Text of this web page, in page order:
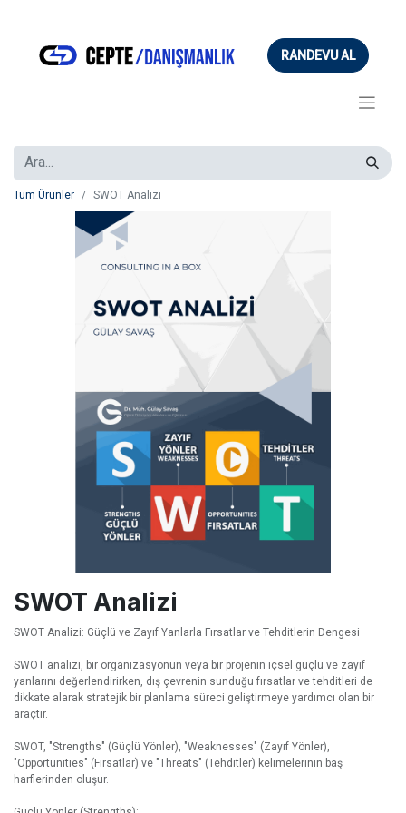
RANDEVU AL
Tüm Ürünler SWOT Analizi
SWOT Analizi
SWOT Analizi: Güçlü ve Zayıf Yanlarla Fırsatlar ve Tehditlerin Dengesi
SWOT analizi, bir organizasyonun veya bir projenin içsel güçlü ve zayıf
yanlarını değerlendirirken, dış çevrenin sunduğu fırsatlar ve tehditleri de
dikkate alarak stratejik bir planlama süreci geliştirmeye yardımcı olan bir
araçtır.
SWOT, "Strengths" (Güçlü Yönler), "Weaknesses" (Zayıf Yönler),
"Opportunities" (Fırsatlar) ve "Threats" (Tehditler) kelimelerinin baş
harflerinden oluşur.